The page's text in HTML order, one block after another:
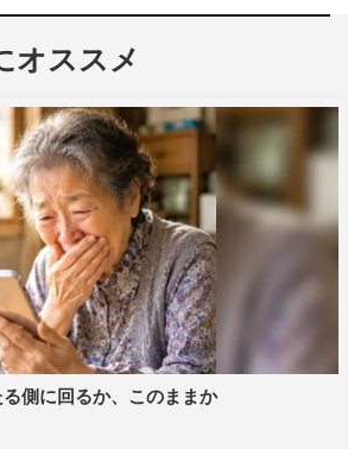
島県呉市にて撮影を行い、CGを駆使
戸内のリアルな風景で、相反する2
。新センターには、1期生・石田千穂
持ち、ファン想いの努力家で知られ
ルボーン・アイドル ”と言える石田。
オススメ
る側に回るか、このままか